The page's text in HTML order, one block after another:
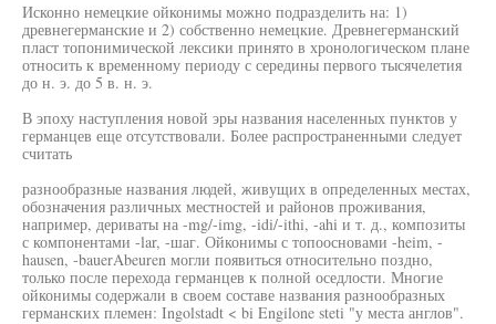
Исконно немецкие ойконимы можно подразделить на: 1)
древнегерманские и 2) собственно немецкие. Древнегерманский
пласт топонимической лексики принято в хронологическом плане
относить к временному периоду с середины первого тысячелетия
до н. э. до 5 в. н. э.
В эпоху наступления новой эры названия населенных пунктов у
германцев еще отсутствовали. Более распространенными следует
считать
разнообразные названия людей, живущих в определенных местах,
обозначения различных местностей и районов проживания,
например, дериваты на -mg/-img, -idi/-ithi, -ahi и т. д., композиты
с компонентами -lar, -шаг. Ойконимы с топоосновами -heim, -
hausen, -bauerAbeuren могли появиться относительно поздно,
только после перехода германцев к полной оседлости. Многие
ойконимы содержали в своем составе названия разнообразных
германских племен: Ingolstadt < bi Engilone steti "у места англов".